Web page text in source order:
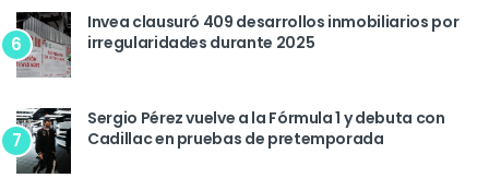
6
Invea clausuró 409 desarrollos inmobiliarios por
irregularidades durante 2025
7
Sergio Pérez vuelve a la Fórmula 1 y debuta con
Cadillac en pruebas de pretemporada